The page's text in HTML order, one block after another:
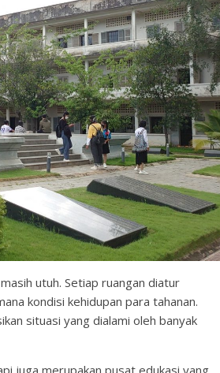
utuh. Setiap ruangan diatur
kondisi kehidupan para tahanan.
situasi yang dialami oleh banyak